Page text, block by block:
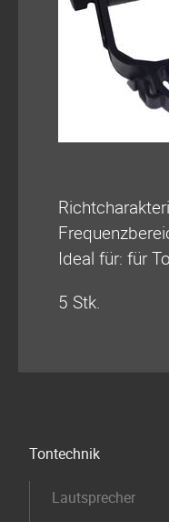
Ideal für: für
5 Stk.
überspringen
Tontechnik
Lautsprecher